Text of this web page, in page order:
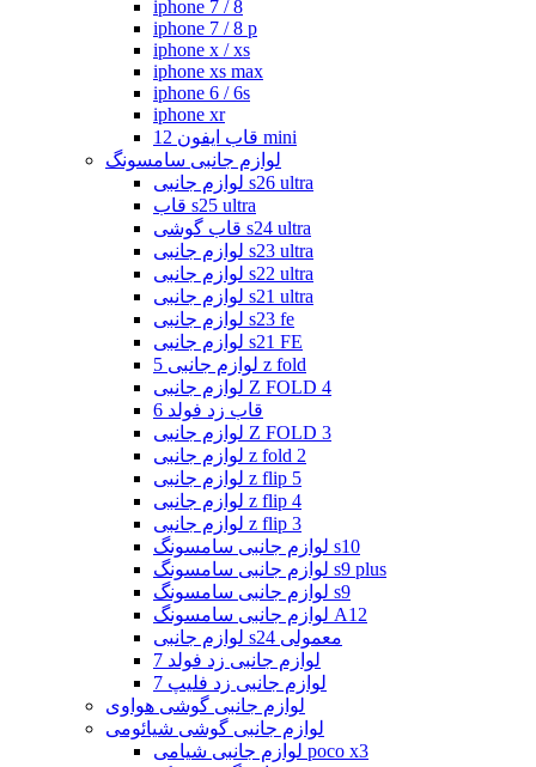
iphone 7 / 8
iphone 7 / 8 p
iphone x / xs
iphone xs max
iphone 6 / 6s
iphone xr
قاب ایفون 12 mini
لوازم جانبی سامسونگ
لوازم جانبی s26 ultra
قاب s25 ultra
قاب گوشی s24 ultra
لوازم جانبی s23 ultra
لوازم جانبی s22 ultra
لوازم جانبی s21 ultra
لوازم جانبی s23 fe
لوازم جانبی s21 FE
لوازم جانبی 5 z fold
لوازم جانبی Z FOLD 4
قاب زد فولد 6
لوازم جانبی Z FOLD 3
لوازم جانبی z fold 2
لوازم جانبی z flip 5
لوازم جانبی z flip 4
لوازم جانبی z flip 3
لوازم جانبی سامسونگ s10
لوازم جانبی سامسونگ s9 plus
لوازم جانبی سامسونگ s9
لوازم جانبی سامسونگ A12
لوازم جانبی s24 معمولی
لوازم جانبی زد فولد 7
لوازم جانبی زد فلیپ 7
لوازم جانبی گوشی هواوی
لوازم جانبی گوشی شیائومی
لوازم جانبی شیامی poco x3